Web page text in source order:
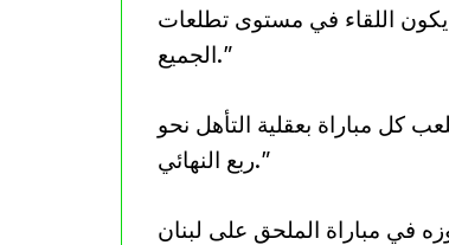
يكون اللقاء في مستوى تطلعات
الجميع.”
كل مباراة بعقلية التأهل نحو
ربع النهائي.”
في مباراة الملحق على لبنان